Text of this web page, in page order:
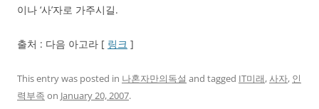
이나 ‘사’자로 가주시길.
출처 : 다음 아고라 [ 링크 ]
This entry was posted in 나혼자만의독설 and tagged IT미래,사자, 인
력부족 on January 20, 2007.